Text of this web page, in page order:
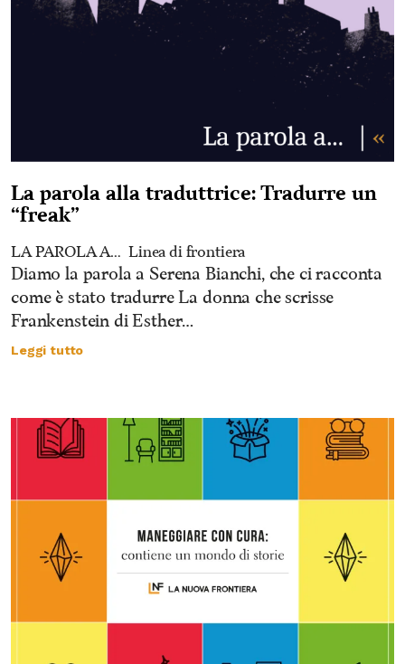
La parola alla traduttrice: Tradurre un
“freak”
LA PAROLA A… Linea di frontiera
Diamo la parola a Serena Bianchi, che ci racconta
come è stato tradurre La donna che scrisse
Frankenstein di Esther…
Leggi tutto